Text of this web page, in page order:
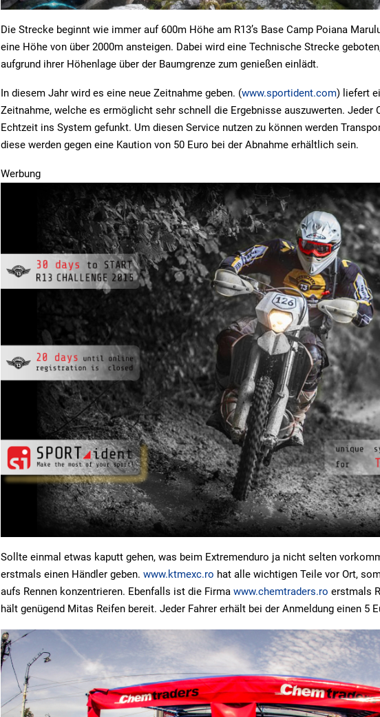
Die Strecke beginnt wie immer auf 600m Höhe am R13’s Base Camp Poiana
eine Höhe von über 2000m ansteigen. Dabei wird eine Technische Strecke
aufgrund ihrer Höhenlage über der Baumgrenze zum genießen einlädt.
In diesem Jahr wird es eine neue Zeitnahme geben. (www.sportident.com) liefert
Zeitnahme, welche es ermöglicht sehr schnell die Ergebnisse auszuwerten. Jeder
Echtzeit ins System gefunkt. Um diesen Service nutzen zu können werden
diese werden gegen eine Kaution von 50 Euro bei der Abnahme erhältlich sein.
Werbung
Sollte einmal etwas kaputt gehen, was beim Extremenduro ja nicht selten
erstmals einen Händler geben.www.ktmexc.ro hat alle wichtigen Teile vor Ort,
aufs Rennen konzentrieren. Ebenfalls ist die Firmawww.chemtraders.ro erstmals
hält genügend Mitas Reifen bereit. Jeder Fahrer erhält bei der Anmeldung einen 5